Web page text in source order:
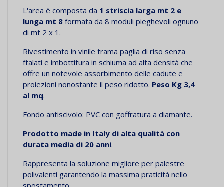
L'area è composta da 1 striscia larga mt 2 e
lunga mt 8 formata da 8 moduli pieghevoli ognuno
di mt 2 x 1.
Rivestimento in vinile trama paglia di riso senza
ftalati e imbottitura in schiuma ad alta densità che
offre un notevole assorbimento delle cadute e
proiezioni nonostante il peso ridotto. Peso Kg 3,4
al mq.
Fondo antiscivolo: PVC con goffratura a diamante.
Prodotto made in Italy di alta qualità con
durata media di 20 anni.
Rappresenta la soluzione migliore per palestre
polivalenti garantendo la massima praticità nello
spostamento.